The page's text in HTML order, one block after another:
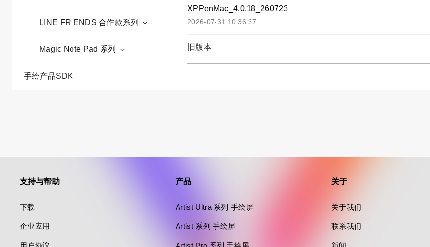
LINE FRIENDS 合作款系列
Magic Note Pad 系列
手绘产品SDK
XPPenMac_4.0.18_260723
2026-07-31 10:36:37
旧版本
支持与帮助
下载
企业应用
用户协议
产品
Artist Ultra 系列 手绘屏
Artist 系列 手绘屏
Artist Pro 系列 手绘屏
关于
关于我们
联系我们
新闻